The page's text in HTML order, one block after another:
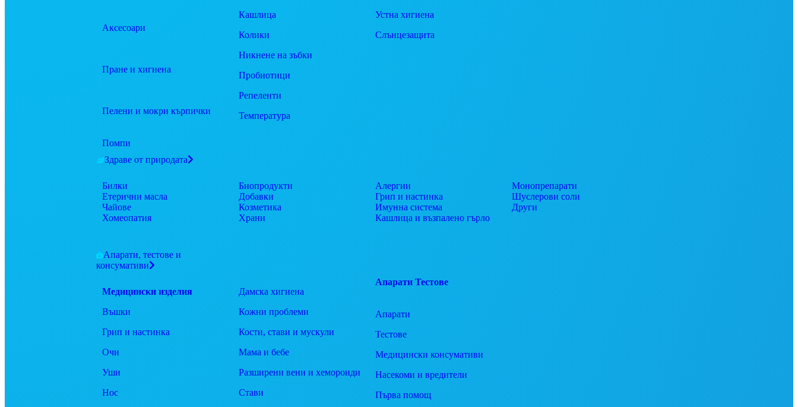
Аксесоари
Пране и хигиена
Пелени и мокри кърпички
Помпи
Кашлица
Колики
Никнене на зъбки
Пробиотици
Репеленти
Температура
Устна хигиена
Слънцезащита
Здраве от природата
Билки
Етерични масла
Чайове
Хомеопатия
Биопродукти
Добавки
Козметика
Храни
Алергии
Грип и настинка
Имунна система
Кашлица и възпалено гърло
Монопрепарати
Шуслерови соли
Други
Апарати, тестове и
консумативи
Медицински изделия
Въшки
Грип и настинка
Очи
Уши
Нос
Дамска хигиена
Кожни проблеми
Кости, стави и мускули
Мама и бебе
Разширени вени и хемороиди
Стави
Апарати Тестове
Апарати
Тестове
Медицински консумативи
Насекоми и вредители
Първа помощ